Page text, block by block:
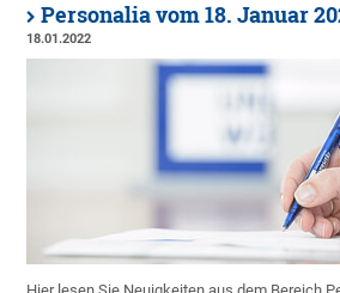
Personalia vom 18. Januar
18.01.2022